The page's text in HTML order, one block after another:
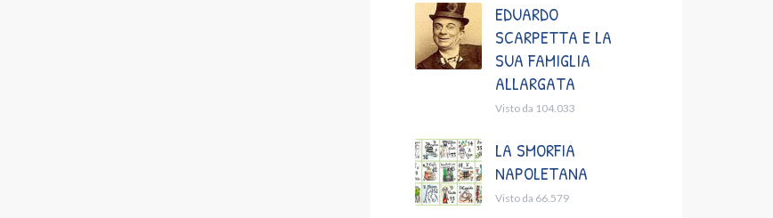
EDUARDO
SCARPETTA E LA
SUA FAMIGLIA
ALLARGATA
Visto da 104.033
LA SMORFIA
NAPOLETANA
Visto da 66.579